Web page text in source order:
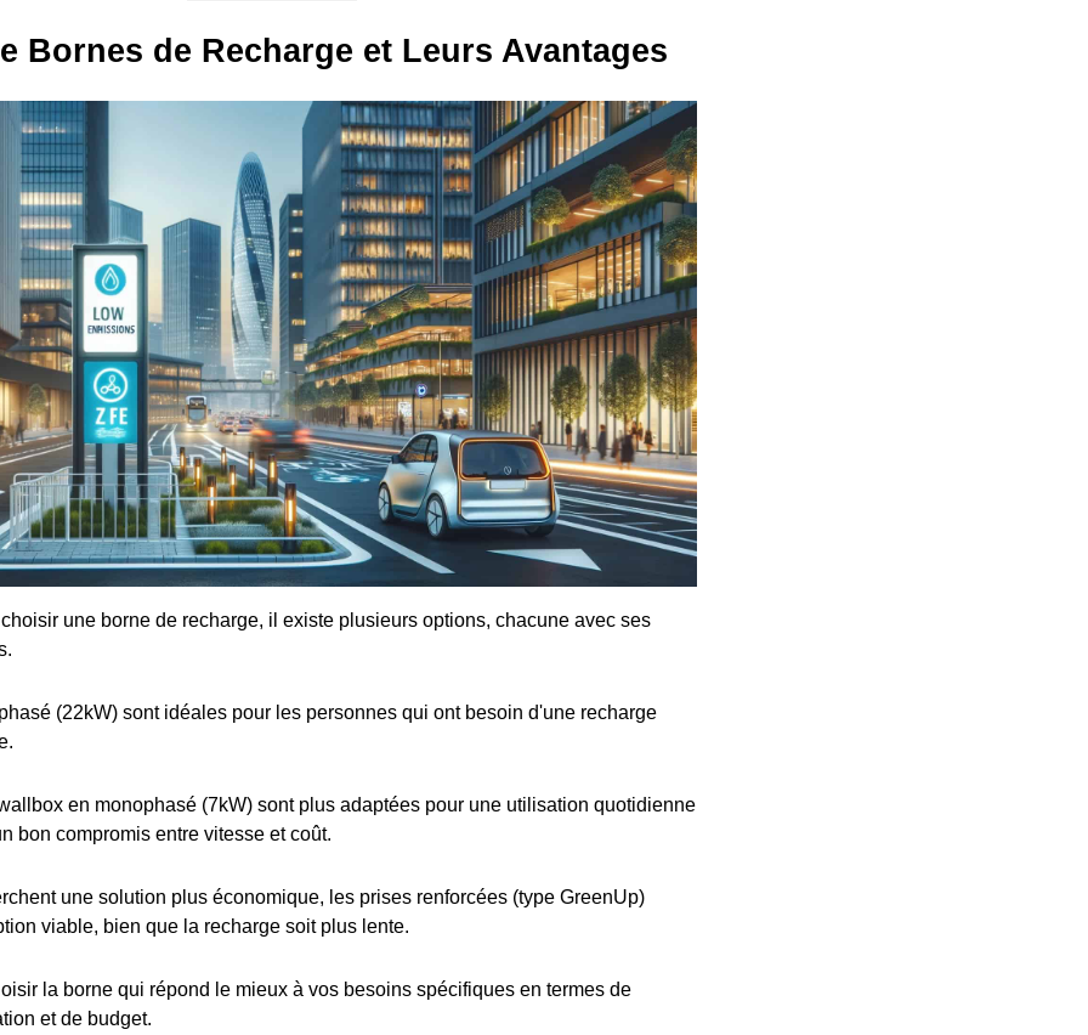
Bornes de Recharge et Leurs Avantages
une borne de recharge, il existe plusieurs options, chacune avec ses
(22kW) sont idéales pour les personnes qui ont besoin d'une recharge
en monophasé (7kW) sont plus adaptées pour une utilisation quotidienne
bon compromis entre vitesse et coût.
une solution plus économique, les prises renforcées (type GreenUp)
viable, bien que la recharge soit plus lente.
la borne qui répond le mieux à vos besoins spécifiques en termes de
et de budget.